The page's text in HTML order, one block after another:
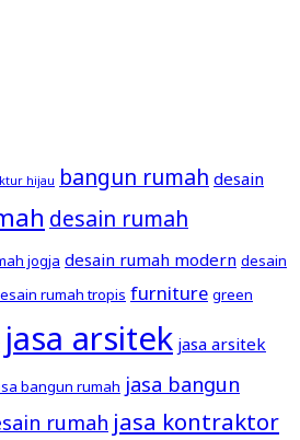
hijau bangun rumah desain
desain rumah
jogja desain rumah modern desain
rumah tropis furniture green
jasa arsitek jasa arsitek
bangun rumah jasa bangun
rumah jasa kontraktor